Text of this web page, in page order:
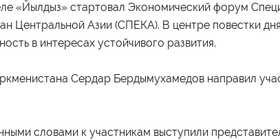
«Йылдыз» стартовал Экономический форум
Центральной Азии (СПЕКА). В центре повестки
в интересах устойчивого развития.
Сердар Бердымухамедов направил
словами к участникам выступили